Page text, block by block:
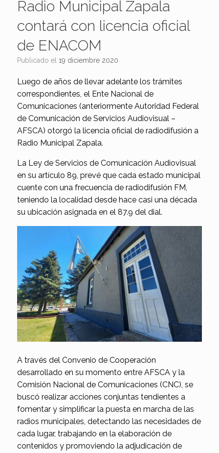
Radio Municipal Zapala
contará con licencia oficial
de ENACOM
Publicado el 19 diciembre 2020
Luego de años de llevar adelante los trámites
correspondientes, el Ente Nacional de
Comunicaciones (anteriormente Autoridad Federal
de Comunicación de Servicios Audiovisual –
AFSCA) otorgó la licencia oficial de radiodifusión a
Radio Municipal Zapala.
La Ley de Servicios de Comunicación Audiovisual
en su artículo 89, prevé que cada estado municipal
cuente con una frecuencia de radiodifusión FM,
teniendo la localidad desde hace casi una década
su ubicación asignada en el 87.9 del dial.
A través del Convenio de Cooperación
desarrollado en su momento entre AFSCA y la
Comisión Nacional de Comunicaciones (CNC), se
buscó realizar acciones conjuntas tendientes a
fomentar y simplificar la puesta en marcha de las
radios municipales, detectando las necesidades de
cada lugar, trabajando en la elaboración de
contenidos y promoviendo la adjudicación de